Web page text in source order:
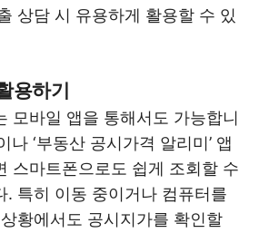
상담 시 유용하게 활용할 수 있
용하기
모바일 앱을 통해서도 가능합니
나 ‘부동산 공시가격 알리미’ 앱
스마트폰으로도 쉽게 조회할 수
. 특히 이동 중이거나 컴퓨터를
황에서도 공시지가를 확인할